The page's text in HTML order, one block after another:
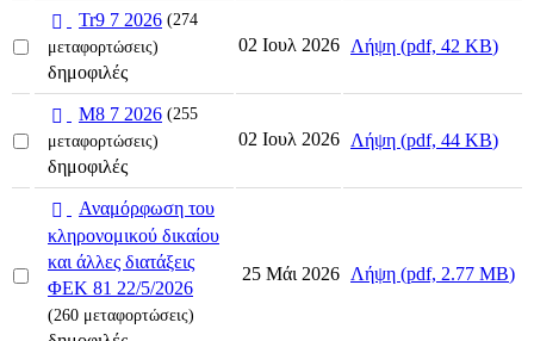
Select
p
d
Tr9 7 2026 (274
μεταφορτώσεις)
δημοφιλές
02 Ιουλ 2026 Λήψη (pdf, 42 KB)
Select
p
d
M8 7 2026 (255
μεταφορτώσεις)
δημοφιλές
02 Ιουλ 2026 Λήψη (pdf, 44 KB)
Select
d
f
Αναμόρφωση του
κληρονομικού δικαίου
και άλλες διατάξεις
ΦΕΚ 81 22/5/2026
(260 μεταφορτώσεις)
25 Μάι 2026 Λήψη (pdf, 2.77 MB)